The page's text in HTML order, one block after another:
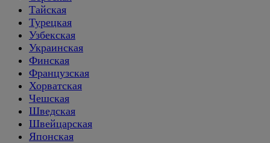
Тайская
Турецкая
Узбекская
Украинская
Финская
Французская
Хорватская
Чешская
Шведская
Швейцарская
Японская